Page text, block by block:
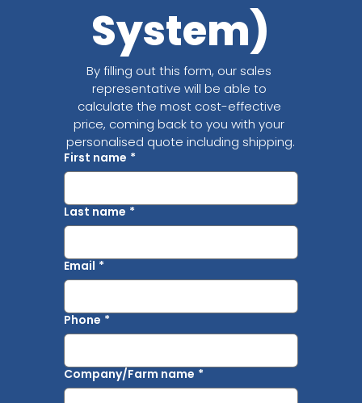
System)
By filling out this form, our sales
representative will be able to
calculate the most cost-effective
price, coming back to you with your
personalised quote including shipping.
First name *
Last name *
Email *
Phone *
Company/Farm name *